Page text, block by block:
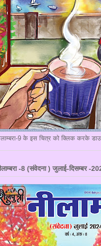
9 के इस चित्र को क्लिक करके
-8 (संवेदना ) जुलाई-दिसम्बर -